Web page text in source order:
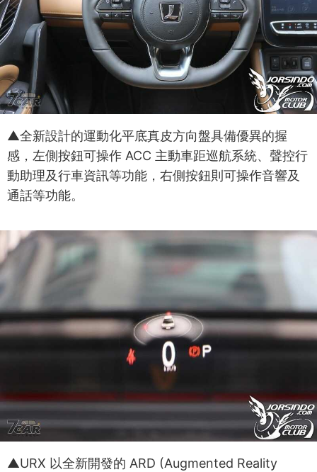
▲全新設計的運動化平底真皮方向盤具備優異的握
感，左側按鈕可操作 ACC 主動車距巡航系統、聲控行
動助理及行車資訊等功能，右側按鈕則可操作音響及
通話等功能。
▲URX 以全新開發的 ARD (Augmented Reality